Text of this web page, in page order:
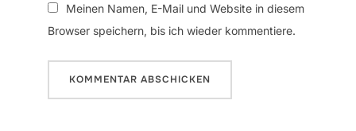
Meinen Namen, E-Mail und Website in diesem
Browser speichern, bis ich wieder kommentiere.